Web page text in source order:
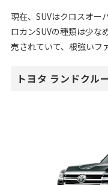
現在、SUVはクロスオー
ロカンSUVの種類は少な
売されていて、根強いフ
トヨタ ランドクル